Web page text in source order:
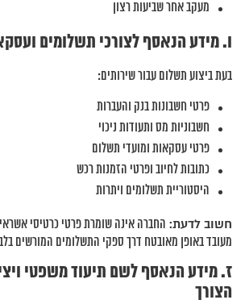
מעקב אחר שביעות רצון
ו. מידע הנאסף לצורכי תשלומים
בעת ביצוע תשלום עבור שירותים:
פרטי חשבונות בנק והעברות
חשבוניות מס ותעודות ניכוי
פרטי עסקאות ומועדי תשלום
כתובות לחיוב ופרטי הזמנות רכש
היסטוריית תשלומים ויתרות
חשוב לדעת: החברה אינה שומרת פרטי כרטיסי
מעובד באופן מאובטח דרך ספקי התשלומים המורשים
ז. מידע הנאסף לשם תיעוד משפטי
הצורך